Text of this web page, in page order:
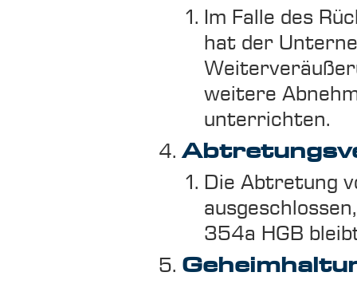
Im Falle des
hat der
weitere
unterrichten.
Die Abtretung
354a HGB